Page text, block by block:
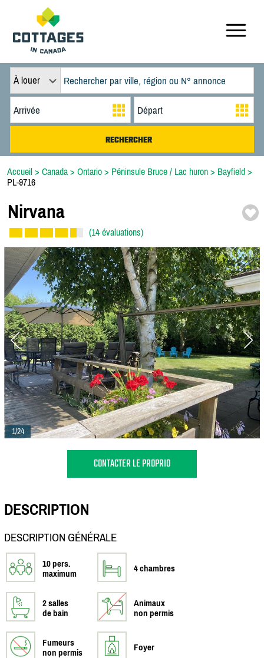
À louer
Accueil > Canada > Ontario > Péninsule Bruce / Lac huron > Bayfield >
PL-9716
Nirvana
(14 évaluations)
1/24
CONTACTER LE PROPRIO
DESCRIPTION
DESCRIPTION GÉNÉRALE
10 pers.
maximum
4 chambres
2 salles
de bain
Animaux
non permis
Fumeurs
non permis
Foyer